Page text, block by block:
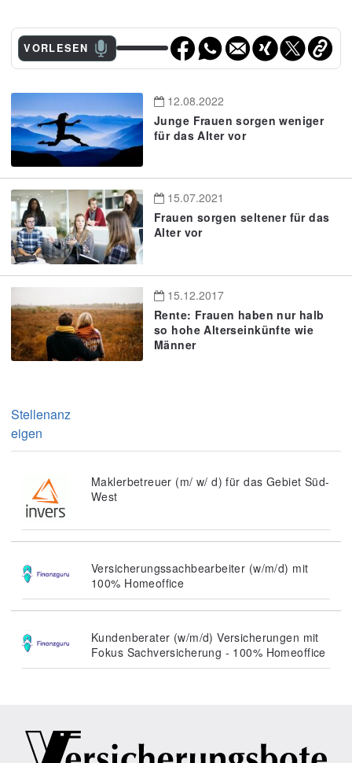
VORLESEN
12.08.2022
Junge Frauen sorgen weniger
für das Alter vor
15.07.2021
Frauen sorgen seltener für das
Alter vor
15.12.2017
Rente: Frauen haben nur halb
so hohe Alterseinkünfte wie
Männer
Stellenanz
eigen
Maklerbetreuer (m/ w/ d) für das Gebiet Süd-
West
Versicherungssachbearbeiter (w/m/d) mit
100% Homeoffice
Kundenberater (w/m/d) Versicherungen mit
Fokus Sachversicherung - 100% Homeoffice